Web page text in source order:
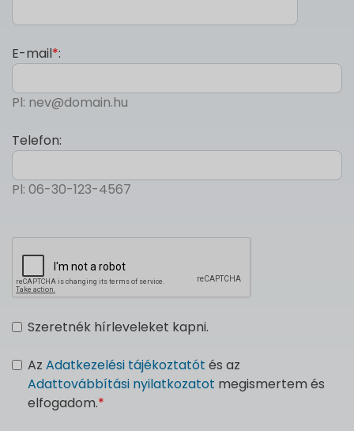
E-mail*:
Pl: nev@domain.hu
Telefon:
Pl: 06-30-123-4567
Szeretnék hírleveleket kapni.
Az Adatkezelési tájékoztatót és az
Adattovábbítási nyilatkozatot megismertem és
elfogadom.*